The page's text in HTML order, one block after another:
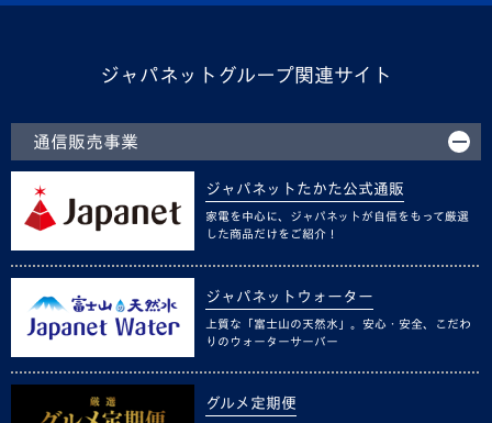
ジャパネットグループ関連サイト
通信販売事業
ジャパネットたかた公式通販
家電を中心に、ジャパネットが自信をもって厳選
した商品だけをご紹介！
ジャパネットウォーター
上質な「富士山の天然水」。安心・安全、こだわ
りのウォーターサーバー
グルメ定期便